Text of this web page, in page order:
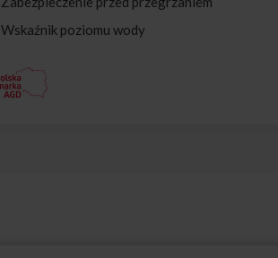
Wskaźnik poziomu wody